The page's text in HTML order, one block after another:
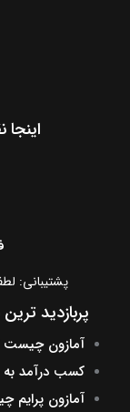
پشتیبانی:
پربازدید
آمازون چیست
کسب درآمد به
آمازون پرایم